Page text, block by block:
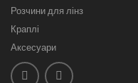
Розчини для лінз
Краплі
Аксесуари